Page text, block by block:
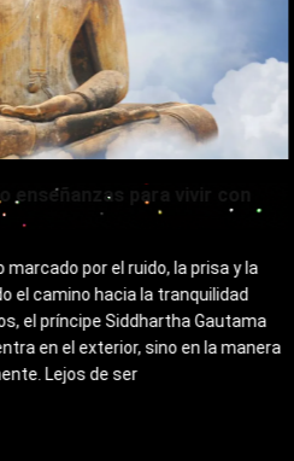
enseñanzas para vivir con
marcado por el ruido, la prisa y la
el camino hacia la tranquilidad
el príncipe Siddhartha Gautama
en el exterior, sino en la manera
Lejos de ser